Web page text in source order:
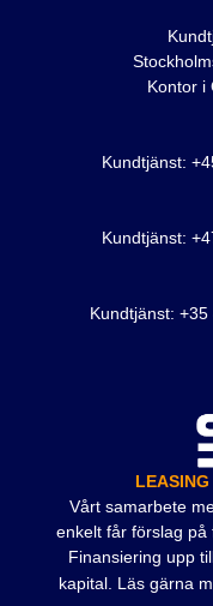
Kontor i
Kundtjänst:
Kundtjänst:
Kundtjänst:
Vårt samarbete
enkelt får förslag på
Finansiering upp
kapital. Läs gärna